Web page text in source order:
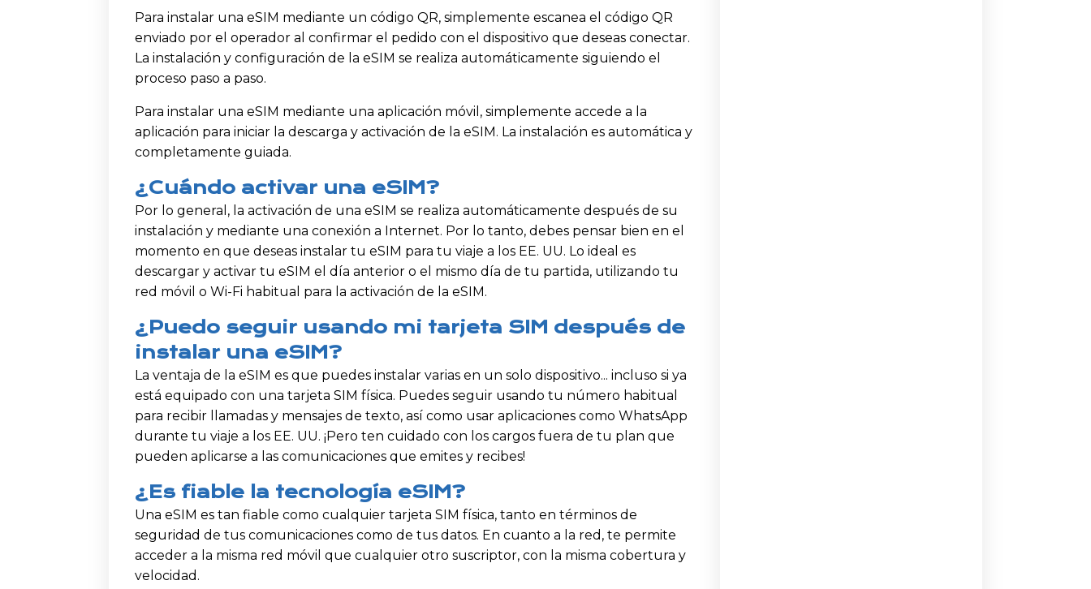
Para instalar una eSIM mediante un código QR, simplemente escanea el código QR
enviado por el operador al confirmar el pedido con el dispositivo que deseas conectar.
La instalación y configuración de la eSIM se realiza automáticamente siguiendo el
proceso paso a paso.
Para instalar una eSIM mediante una aplicación móvil, simplemente accede a la
aplicación para iniciar la descarga y activación de la eSIM. La instalación es automática y
completamente guiada.
¿Cuándo activar una eSIM?
Por lo general, la activación de una eSIM se realiza automáticamente después de su
instalación y mediante una conexión a Internet. Por lo tanto, debes pensar bien en el
momento en que deseas instalar tu eSIM para tu viaje a los EE. UU. Lo ideal es
descargar y activar tu eSIM el día anterior o el mismo día de tu partida, utilizando tu
red móvil o Wi-Fi habitual para la activación de la eSIM.
¿Puedo seguir usando mi tarjeta SIM después de
instalar una eSIM?
La ventaja de la eSIM es que puedes instalar varias en un solo dispositivo... incluso si ya
está equipado con una tarjeta SIM física. Puedes seguir usando tu número habitual
para recibir llamadas y mensajes de texto, así como usar aplicaciones como WhatsApp
durante tu viaje a los EE. UU. ¡Pero ten cuidado con los cargos fuera de tu plan que
pueden aplicarse a las comunicaciones que emites y recibes!
¿Es fiable la tecnología eSIM?
Una eSIM es tan fiable como cualquier tarjeta SIM física, tanto en términos de
seguridad de tus comunicaciones como de tus datos. En cuanto a la red, te permite
acceder a la misma red móvil que cualquier otro suscriptor, con la misma cobertura y
velocidad.